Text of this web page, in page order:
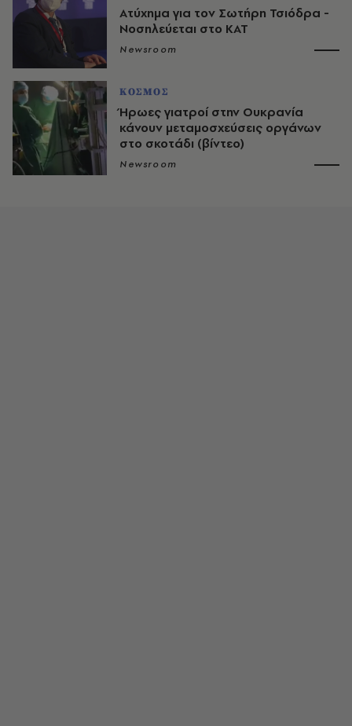
Aτύχημα για τον Σωτήρη Τσιόδρα -
Νοσηλεύεται στο ΚΑΤ
Newsroom
ΚΟΣΜΟΣ
Ήρωες γιατροί στην Ουκρανία
κάνουν μεταμοσχεύσεις οργάνων
στο σκοτάδι (βίντεο)
Newsroom